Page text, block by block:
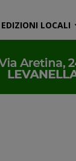
EDIZIONI LOCALI